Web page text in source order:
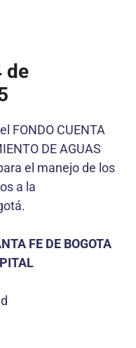
de
FONDO CUENTA
DE AGUAS
el manejo de los
a la
FE DE BOGOTA